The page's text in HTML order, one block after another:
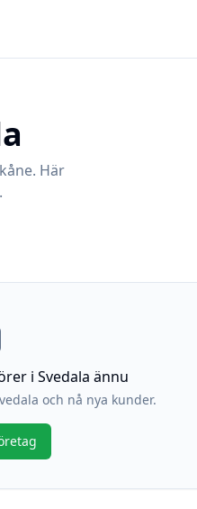
. Här
i Svedala ännu
och nå nya kunder.